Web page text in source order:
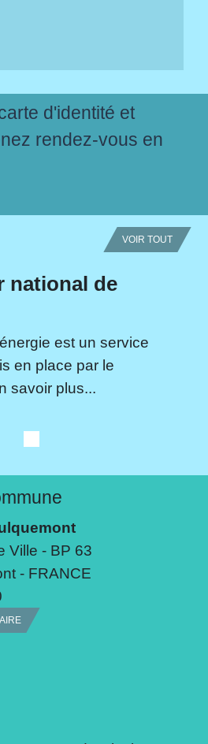
d'identité et
rendez-vous en
VOIR TOUT
national de
est un service
en place par le
savoir plus...
Ville - BP 63
- FRANCE